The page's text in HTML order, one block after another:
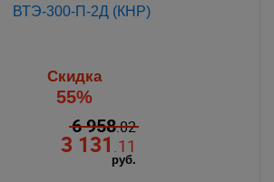
ВТЭ-300-П-2Д (КНР)
Скидка
55%
6 958.02
3 131 .11
руб.